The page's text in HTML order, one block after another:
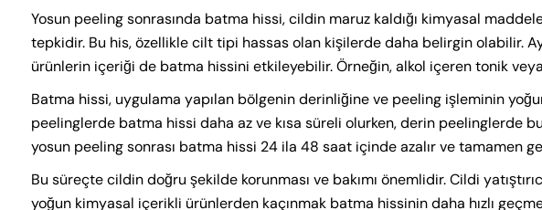
Yosun peeling sonrasında batma hissi, cildin maruz kaldığı kimyasal
tepkidir. Bu his, özellikle cilt tipi hassas olan kişilerde daha belirgin olabilir.
ürünlerin içeriği de batma hissini etkileyebilir. Örneğin, alkol içeren tonik
Batma hissi, uygulama yapılan bölgenin derinliğine ve peeling işleminin
peelinglerde batma hissi daha az ve kısa süreli olurken, derin peelinglerde
yosun peeling sonrası batma hissi 24 ila 48 saat içinde azalır ve tamamen
Bu süreçte cildin doğru şekilde korunması ve bakımı önemlidir. Cildi
yoğun kimyasal içerikli ürünlerden kaçınmak batma hissinin daha hızlı